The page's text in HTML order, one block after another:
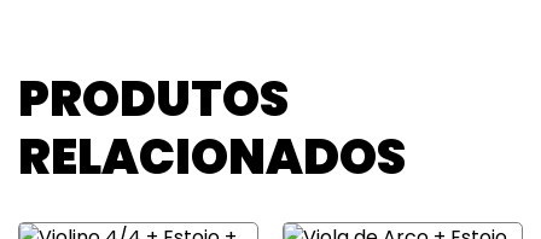
PRODUTOS
RELACIONADOS